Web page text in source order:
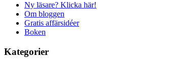
Ny läsare? Klicka här!
Om bloggen
Gratis affärsidéer
Boken
Kategorier